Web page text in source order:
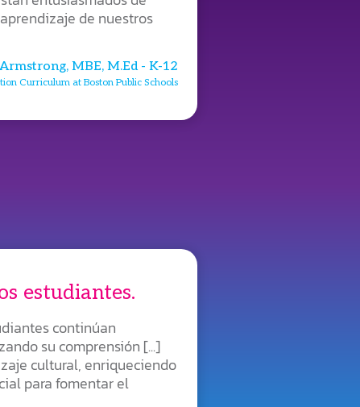
de nuestros
MBE, M.Ed - K-12
Curriculum at Boston Public Schools
estudiantes.
continúan
su comprensión [...]
cultural, enriqueciendo
para fomentar el